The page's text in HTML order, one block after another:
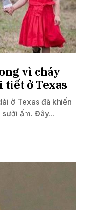
vì cháy
tiết ở Texas
ở Texas đã khiến
ấm. Đây...